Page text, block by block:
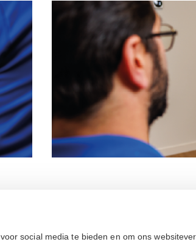
social media te bieden en om ons